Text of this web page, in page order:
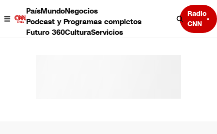
PaísMundoNegocios
Podcast y Programas completos
Futuro 360CulturaServicios
Radio
CNN